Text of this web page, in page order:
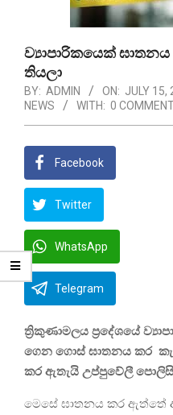
ව්‍යාපාරිකයෙක්
තියලා
BY: ADMIN ON: JULY 15,
NEWS
WITH: 0
Facebook
Twitter
WhatsApp
Telegram
ත්‍රිකුණාමලය ප්‍රදේශයේ
ගෙන ගොස් ඝාතනය කර
කර ඇතැයි උප්පුවේලී
මෙසේ ඝාතනය කර ඇත්තේ